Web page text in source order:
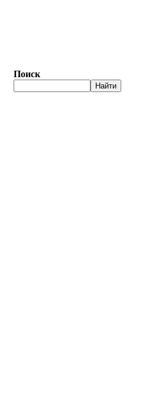
Поиск